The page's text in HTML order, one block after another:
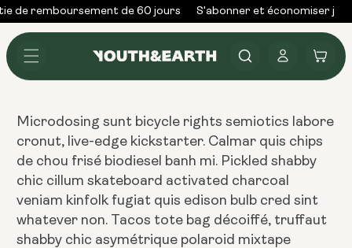
Skip to
content
de remboursement de 60 jours S'abonner et économiser
connecter
Panier
Microdosing sunt bicycle rights semiotics labore
cronut, live-edge kickstarter. Calmar quis chips
de chou frisé biodiesel banh mi. Pickled shabby
chic cillum skateboard activated charcoal
veniam kinfolk fugiat quis edison bulb cred sint
whatever non. Tacos tote bag décoiffé, truffaut
shabby chic asymétrique polaroid mixtape